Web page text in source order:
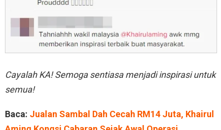
Cayalah KA! Semoga sentiasa menjadi inspirasi untuk
semua!
Baca: Jualan Sambal Dah Cecah RM14 Juta, Khairul